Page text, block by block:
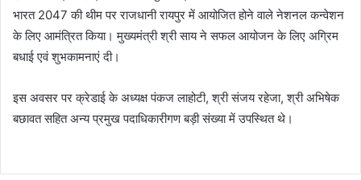
भारत 2047 की थीम पर राजधानी रायपुर में आयोजित होने वाले नेशनल कन्वेशन
के लिए आमंत्रित किया। मुख्यमंत्री श्री साय ने सफल आयोजन के लिए अग्रिम
बधाई एवं शुभकामनाएं दी।
इस अवसर पर क्रेडाई के अध्यक्ष पंकज लाहोटी, श्री संजय रहेजा, श्री अभिषेक
बछावत सहित अन्य प्रमुख पदाधिकारीगण बड़ी संख्या में उपस्थित थे।